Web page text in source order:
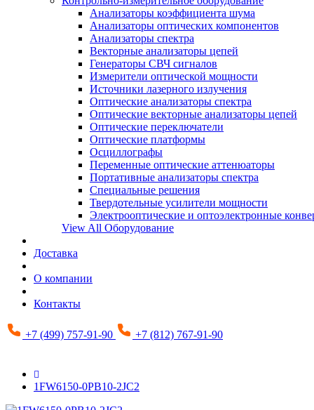
Анализаторы коэффициента шума
Анализаторы оптических компонентов
Анализаторы спектра
Векторные анализаторы цепей
Генераторы СВЧ сигналов
Измерители оптической мощности
Источники лазерного излучения
Оптические анализаторы спектра
Оптические векторные анализаторы цепей
Оптические переключатели
Оптические платформы
Осциллографы
Переменные оптические аттенюаторы
Портативные анализаторы спектра
Специальные решения
Твердотельные усилители мощности
Электрооптические и оптоэлектронные
View All Оборудование
Доставка
О компании
Контакты
+7 (499) 757-91-90 +7 (812) 767-91-90
1FW6150-0PB10-2JC2